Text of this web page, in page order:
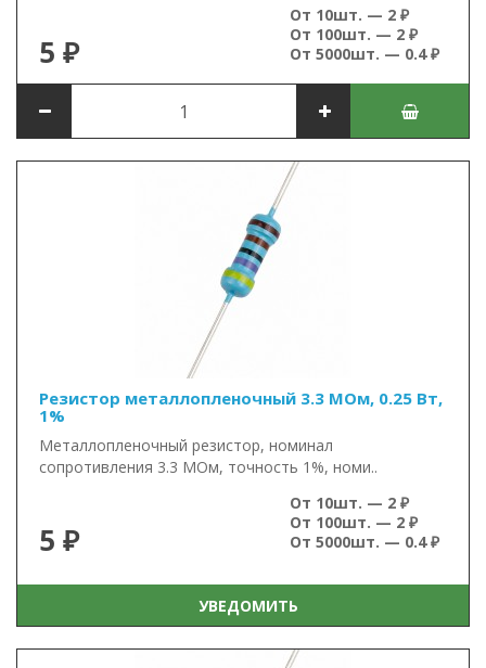
5 ₽
От 10шт. — 2 ₽
От 100шт. — 2 ₽
От 5000шт. — 0.4 ₽
Резистор металлопленочный 3.3 МОм, 0.25 Вт,
1%
Металлопленочный резистор, номинал
сопротивления 3.3 МОм, точность 1%, номи..
5 ₽
От 10шт. — 2 ₽
От 100шт. — 2 ₽
От 5000шт. — 0.4 ₽
УВЕДОМИТЬ